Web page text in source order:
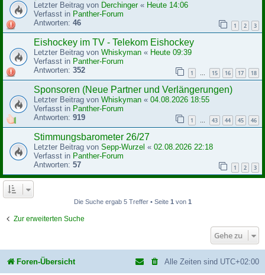
Letzter Beitrag von Derchinger« Heute 14:06
Verfasst in Panther-Forum
Antworten: 46 1 2 3
Eishockey im TV - Telekom Eishockey
Letzter Beitrag von Whiskyman « Heute 09:39
Verfasst in Panther-Forum
Antworten: 352 1 … 15 16 17 18
Sponsoren (Neue Partner und Verlängerungen)
Letzter Beitrag von Whiskyman « 04.08.2026 18:55
Verfasst in Panther-Forum
Antworten: 919 1 … 43 44 45 46
Stimmungsbarometer 26/27
Letzter Beitrag von Sepp-Wurzel « 02.08.2026 22:18
Verfasst in Panther-Forum
Antworten: 57 1 2 3
Die Suche ergab 5 Treffer • Seite 1von 1
Zur erweiterten Suche
Gehe zu
Foren-Übersicht Alle Zeiten sind UTC+02:00